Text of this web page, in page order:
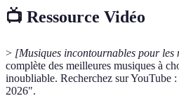
📺 Ressource Vidéo
> [Musiques incontournables pour les
complète des meilleures musiques à
inoubliable. Recherchez sur YouTube
2026".